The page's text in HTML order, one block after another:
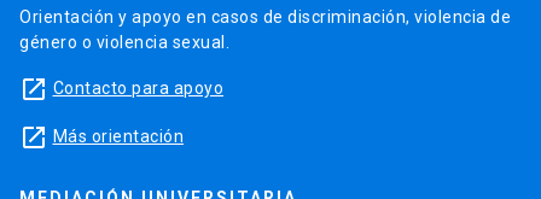
Orientación y apoyo en casos de discriminación, violencia de
género o violencia sexual.
launch Contacto para apoyo
launch Más orientación